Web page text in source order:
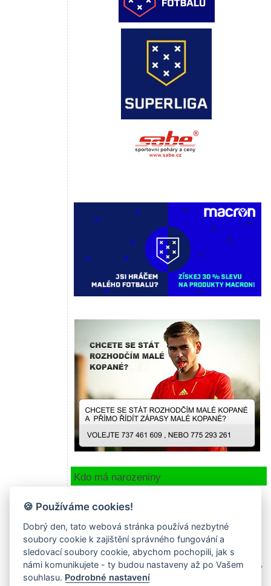
Kdo má narozeniny
Lukáš Kaplan
Tomáš Molek35FC Věřte nevěřte
Pozítří:
Nikdo
Všem oslavencům gratulujeme a přejeme hodně zdraví,
síly a osobních úspěchů do dalších let ! ! !
🍪 Používáme cookies!
Dobrý den, tato webová stránka používá nezbytné
soubory cookie k zajištění správného fungování a
sledovací soubory cookie, abychom pochopili, jak s
námi komunikujete - ty budou nastaveny až po Vašem
souhlasu. Podrobné nastavení